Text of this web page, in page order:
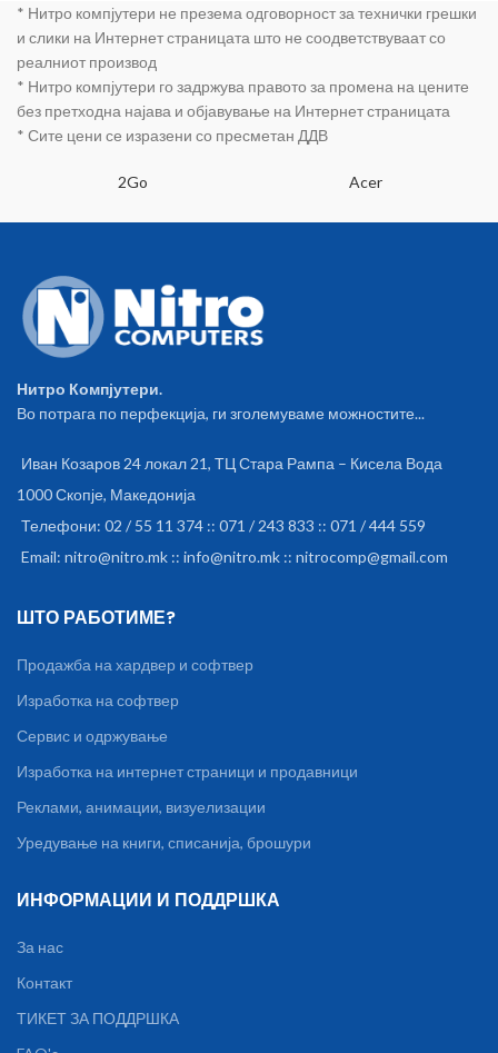
inch slot: 2 Internal 2.5 inch slot:
2 FRONT PANEL: 1 x USB3.0 + 2
Front: 3 x 120mm (optional)
Upper: 2 x 120mm (optional)
Straznji: 1 x 120mm - RED
(included) FAN: Front: 240 mm /
WEIGHT: Max. GPU lenght:
160mm Dimensions: 400 x 190
original BUNKER package! Front
ones are optional and you can
buy them separately!
* Нитро компјутери не презема одговорност за технички грешки
и слики на Интернет страницата што не соодветствуваат со
реалниот производ
* Нитро компјутери го задржува правото за промена на цените
без претходна најава и објавување на Интернет страницата
* Сите цени се изразени со пресметан ДДВ
2Go Acer
Нитро Компјутери.
Во потрага по перфекција, ги зголемуваме можностите...
Иван Козаров 24 локал 21, ТЦ Стара Рампа – Кисела Вода
1000 Скопје, Македонија
Телефони: 02 / 55 11 374 :: 071 / 243 833 :: 071 / 444 559
Email: nitro@nitro.mk :: info@nitro.mk :: nitrocomp@gmail.com
ШТО РАБОТИМЕ?
Продажба на хардвер и софтвер
Изработка на софтвер
Сервис и одржување
Изработка на интернет страници и продавници
Реклами, анимации, визуелизации
Уредување на книги, списанија, брошури
ИНФОРМАЦИИ И ПОДДРШКА
За нас
Контакт
ТИКЕТ ЗА ПОДДРШКА